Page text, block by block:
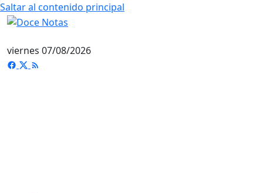
Saltar al contenido principal
viernes 07/08/2026